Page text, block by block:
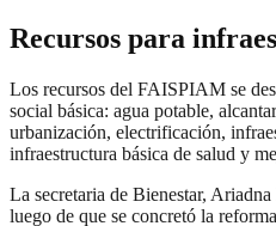
Recursos para
Los recursos del FAISPIAM se
social básica: agua potable,
urbanización, electrificación,
infraestructura básica de salud y
La secretaria de Bienestar,
luego de que se concretó la